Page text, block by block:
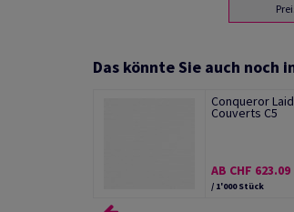
Das könnte Sie auch noch
Conqueror
Couverts C5
AB CHF 623.09
/ 1'000 Stück